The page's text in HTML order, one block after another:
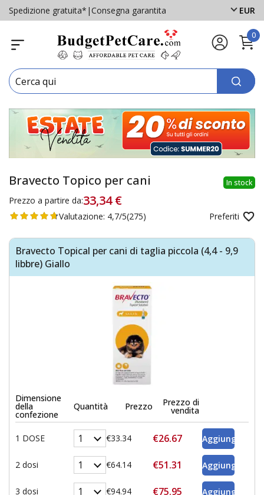
Spedizione gratuita* |Consegna garantita EUR
0
In stock
Bravecto Topico per cani
Prezzo a partire da:33,34 €
Preferiti
Valutazione: 4,7/5(275)
Bravecto Topical per cani di taglia piccola (4,4 - 9,9
libbre) Giallo
Dimensione
della
confezione
Quantità Prezzo Prezzo di
vendita
1 DOSE €33.34 €26.67
2 dosi €64.14 €51.31
3 dosi €94.94 €75.95